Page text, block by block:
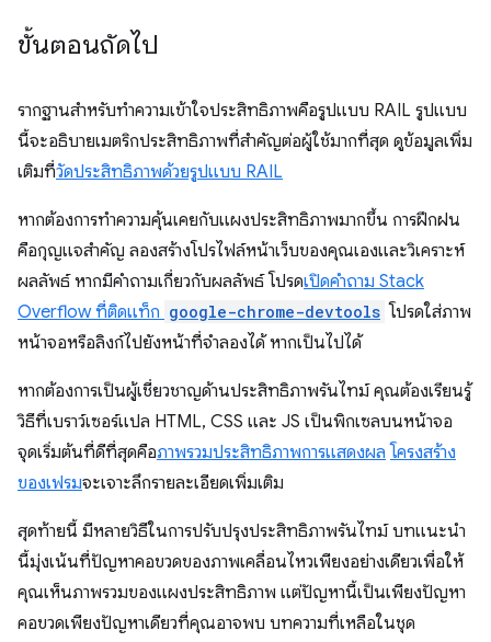
ขั้นตอนถัดไป
รากฐานสําหรับทําความเข้าใจประสิทธิภาพคือรูปแบบ RAIL รูปแบบ
นี้จะอธิบายเมตริกประสิทธิภาพที่สําคัญต่อผู้ใช้มากที่สุด ดูข้อมูลเพิ่ม
เติมที่วัดประสิทธิภาพด้วยรูปแบบ RAIL
หากต้องการทําความคุ้นเคยกับแผงประสิทธิภาพมากขึ้น การฝึกฝน
คือกุญแจสําคัญ ลองสร้างโปรไฟล์หน้าเว็บของคุณเองและวิเคราะห์
ผลลัพธ์ หากมีคำถามเกี่ยวกับผลลัพธ์ โปรดเปิดคำถาม Stack
Overflow ที่ติดแท็ก google-chrome-devtools โปรดใส่ภาพ
หน้าจอหรือลิงก์ไปยังหน้าที่จำลองได้ หากเป็นไปได้
หากต้องการเป็นผู้เชี่ยวชาญด้านประสิทธิภาพรันไทม์ คุณต้องเรียนรู้
วิธีที่เบราว์เซอร์แปล HTML, CSS และ JS เป็นพิกเซลบนหน้าจอ
จุดเริ่มต้นที่ดีที่สุดคือภาพรวมประสิทธิภาพการแสดงผล โครงสร้าง
ของเฟรมจะเจาะลึกรายละเอียดเพิ่มเติม
สุดท้ายนี้ มีหลายวิธีในการปรับปรุงประสิทธิภาพรันไทม์ บทแนะนํา
นี้มุ่งเน้นที่ปัญหาคอขวดของภาพเคลื่อนไหวเพียงอย่างเดียวเพื่อให้
คุณเห็นภาพรวมของแผงประสิทธิภาพ แต่ปัญหานี้เป็นเพียงปัญหา
คอขวดเพียงปัญหาเดียวที่คุณอาจพบ บทความที่เหลือในชุด